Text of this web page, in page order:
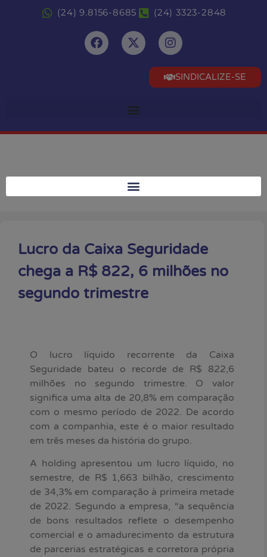
(24) 9.8156-8685 (24) 3323-2848
SINDICALIZE-SE
Lucro da Caixa Seguridade
chega a R$ 822, 6 milhões no
segundo trimestre
O lucro líquido recorrente da Caixa
Seguridade bateu o recorde de R$ 822,6
milhões no segundo trimestre. O valor
significa uma alta de 20,8% em comparação
com o mesmo período de 2022. De acordo
com a companhia, este é o maior resultado
em três meses da história do grupo.
A holding apresentou um lucro líquido, no
semestre, de R$ 1,663 bilhão, crescimento
de 34,3% em comparação à primeira metade
de 2022. Segundo a empresa, “a sequência
de bons resultados reflete o desempenho
comercial e o amadurecimento da estrutura
de parcerias estratégicas e corretora própria